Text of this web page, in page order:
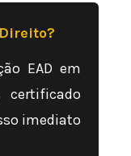
EAD em
imediato